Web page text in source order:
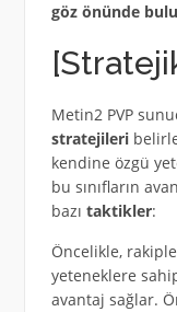
göz önünde
Metin2 PVP
stratejileri
kendine özgü
bu sınıfların
bazı taktikler:
Öncelikle,
yeteneklere
avantaj sağlar.